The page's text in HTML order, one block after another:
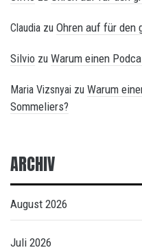
Claudia zu Ohren auf für den
Silvio zu Warum einen
Maria Vizsnyai zu Warum
Sommeliers?
ARCHIV
August 2026
Juli 2026